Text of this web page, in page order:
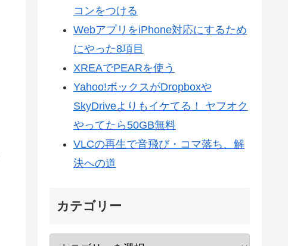
コンをつける
WebアプリをiPhone対応にするため
にやった8項目
XREAでPEARを使う
Yahoo!ボックスがDropboxや
SkyDriveよりもイケてる！ ヤフオク
やってたら50GB無料
VLCの再生で音飛び・コマ落ち、解
決への道
カテゴリー